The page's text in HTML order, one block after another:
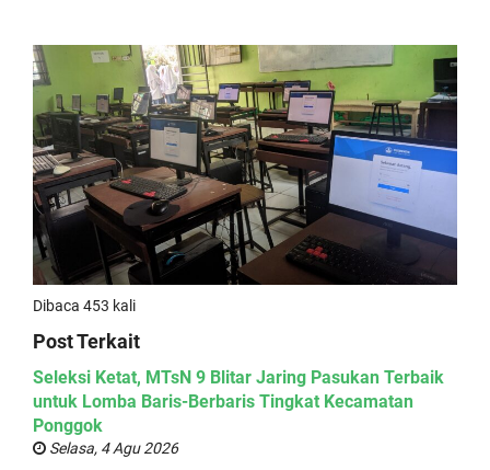
Dibaca 453 kali
Post Terkait
Seleksi Ketat, MTsN 9 Blitar Jaring Pasukan Terbaik
untuk Lomba Baris-Berbaris Tingkat Kecamatan
Ponggok
Selasa, 4 Agu 2026